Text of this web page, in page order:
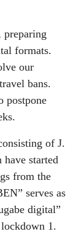
preparing
formats.
our
bans.
postpone
of J.
started
from the
serves as
digital”
1.